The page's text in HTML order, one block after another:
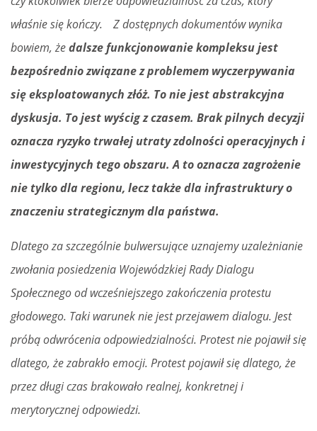
właśnie się kończy.
Z dostępnych dokumentów wynika
bowiem, żedalsze funkcjonowanie kompleksu jest
bezpośrednio związane z problemem wyczerpywania
się eksploatowanych złóż. To nie jest abstrakcyjna
dyskusja. To jest wyścig z czasem. Brak pilnych decyzji
oznacza ryzyko trwałej utraty zdolności operacyjnych i
inwestycyjnych tego obszaru. A to oznacza zagrożenie
nie tylko dla regionu, lecz także dla infrastruktury o
znaczeniu strategicznym dla państwa.
Dlatego za szczególnie bulwersujące uznajemy uzależnianie
zwołania posiedzenia Wojewódzkiej Rady Dialogu
Społecznego od wcześniejszego zakończenia protestu
głodowego. Taki warunek nie jest przejawem dialogu. Jest
próbą odwrócenia odpowiedzialności. Protest nie pojawił się
dlatego, że zabrakło emocji. Protest pojawił się dlatego, że
przez długi czas brakowało realnej, konkretnej i
merytorycznej odpowiedzi.